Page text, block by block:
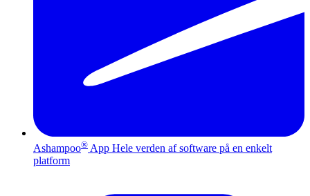
Ashampoo® App Hele verden af software på en enkelt
platform